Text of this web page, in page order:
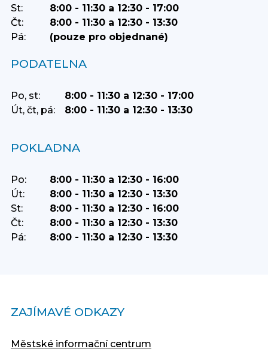
St:
8:00 - 11:30 a 12:30 - 17:00
Čt:
8:00 - 11:30 a 12:30 - 13:30
Pá:
(pouze pro objednané)
PODATELNA
Po, st:
8:00 - 11:30 a 12:30 - 17:00
Út, čt, pá:
8:00 - 11:30 a 12:30 - 13:30
POKLADNA
Po:
8:00 - 11:30 a 12:30 - 16:00
Út:
8:00 - 11:30 a 12:30 - 13:30
St:
8:00 - 11:30 a 12:30 - 16:00
Čt:
8:00 - 11:30 a 12:30 - 13:30
Pá:
8:00 - 11:30 a 12:30 - 13:30
ZAJÍMAVÉ ODKAZY
Městské informační centrum